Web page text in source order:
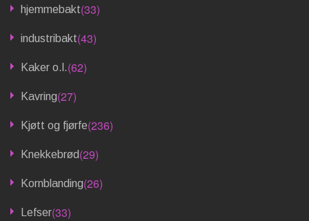
hjemmebakt(33)
industribakt(43)
Kaker o.l.(62)
Kavring(27)
Kjøtt og fjørfe(236)
Knekkebrød(29)
Kornblanding(26)
Lefser(33)